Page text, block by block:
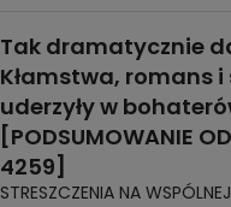
Tak dramatycznie
Kłamstwa, romans
uderzyły w
[PODSUMOWANIE ODC.
4259]
STRESZCZENIA NA WSPÓLNEJ